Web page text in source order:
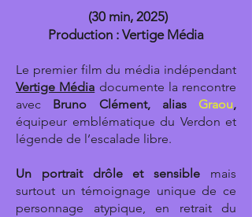
(30 min, 2025)
Production : Vertige Média
Le premier film du média indépendant
Vertige Média documente la rencontre
avec Bruno Clément, alias Graou,
équipeur emblématique du Verdon et
légende de l’escalade libre.
Un portrait drôle et sensible mais
surtout un témoignage unique de ce
personnage atypique, en retrait du